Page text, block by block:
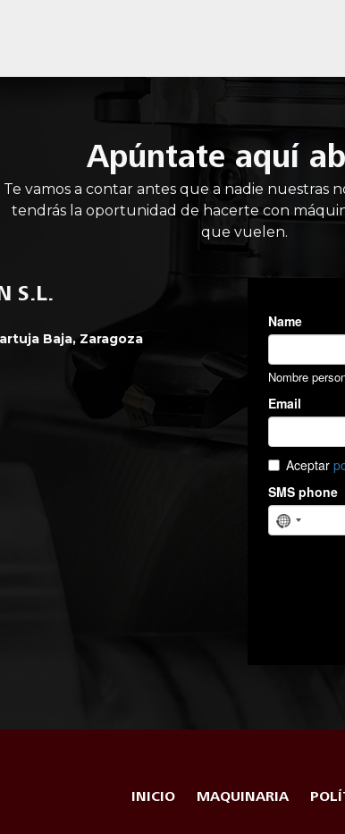
Apúntate aquí
Te vamos a contar antes que a nadie nuestras
tendrás la oportunidad de hacerte con
que vuelen.
S.L.
Baja, Zaragoza
INICIO MAQUINARIA